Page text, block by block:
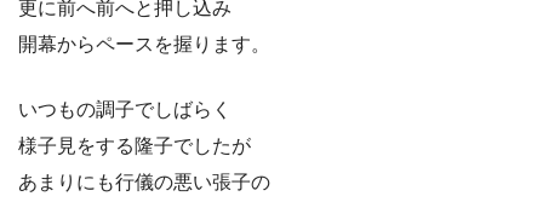
更に前へ前へと押し込み
開幕からペースを握ります。
いつもの調子でしばらく
様子見をする隆子でしたが
あまりにも行儀の悪い張子の